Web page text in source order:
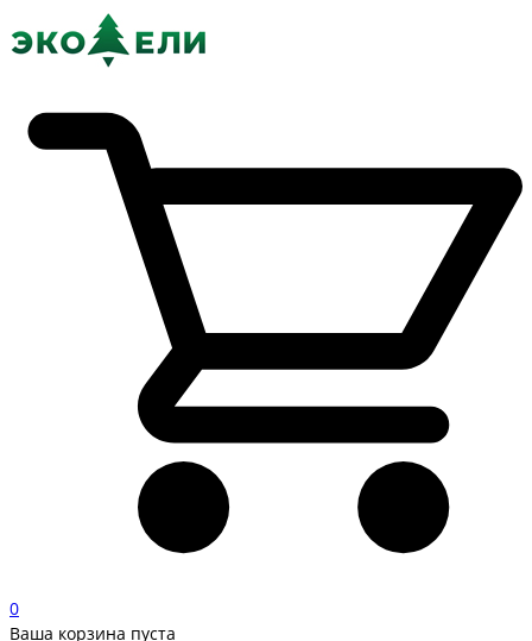
0
Ваша корзина пуста